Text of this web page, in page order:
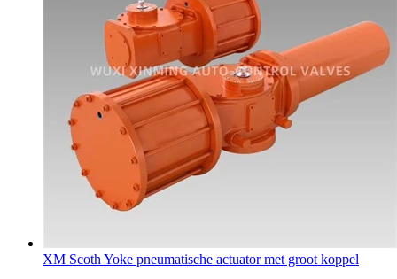
XM Scoth Yoke pneumatische actuator met groot koppel